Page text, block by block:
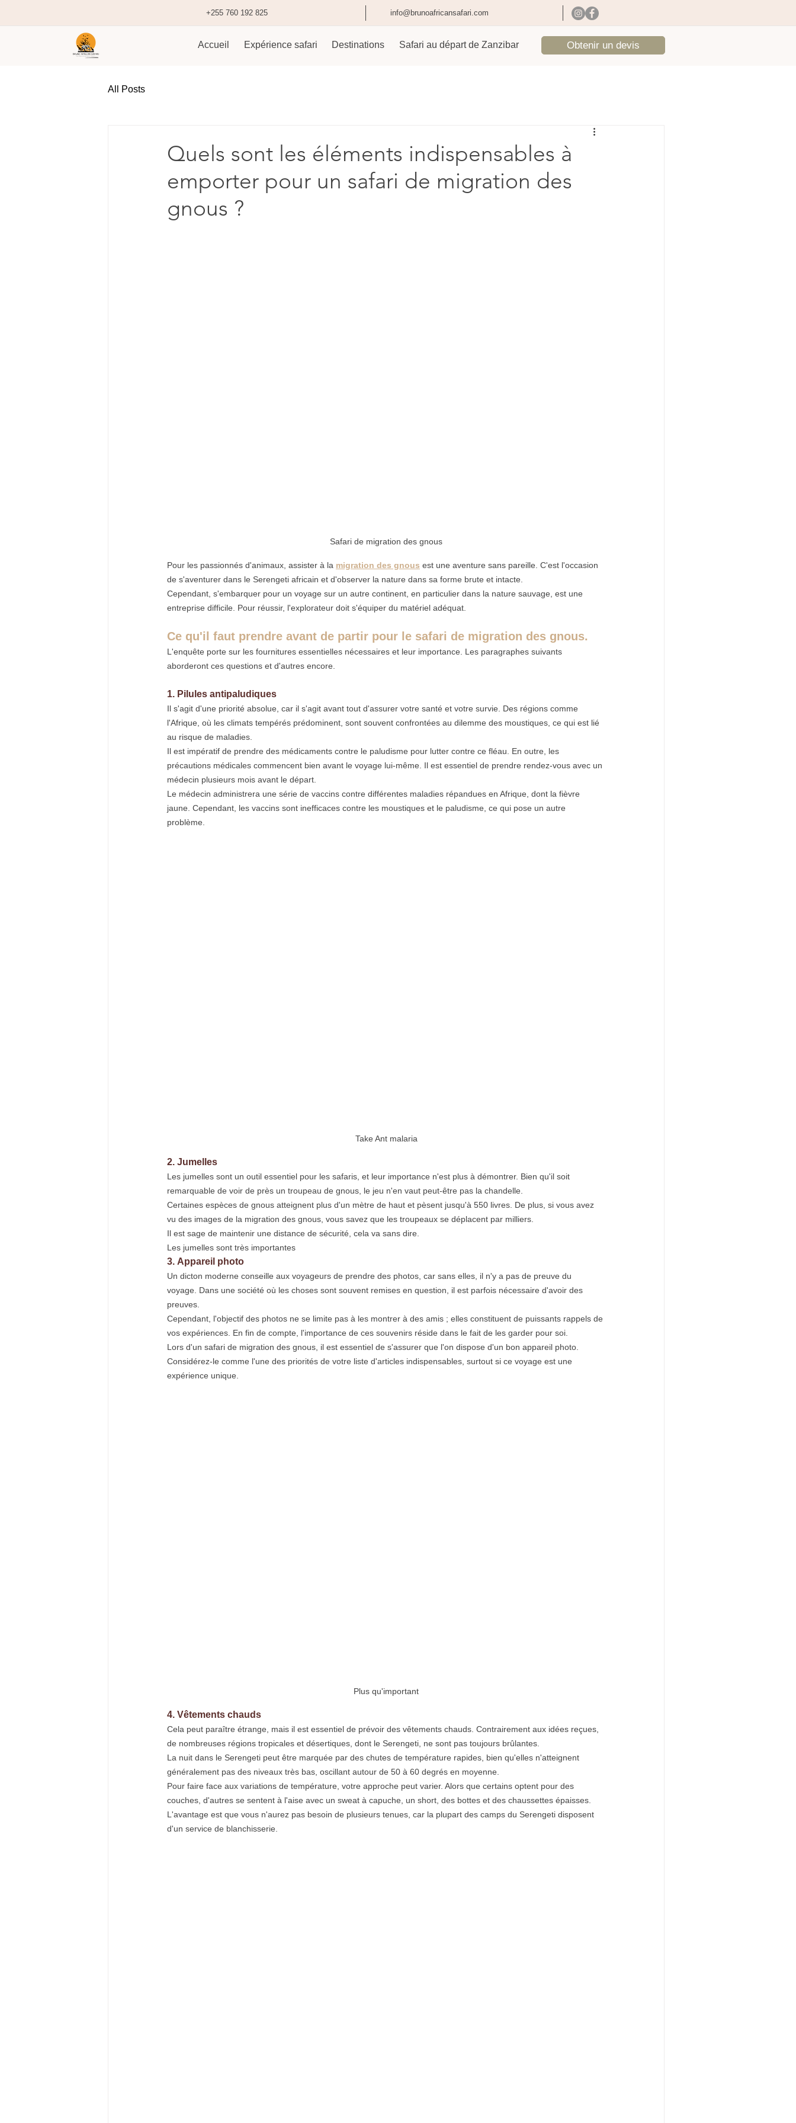
+255 760 192 825 info@brunoafricansafari.com
Accueil Expérience safari Destinations Safari au départ de Zanzibar Obtenir un devis
All Posts
Quels sont les éléments indispensables à
emporter pour un safari de migration des
gnous ?
Safari de migration des gnous
Pour les passionnés d'animaux, assister à la migration des gnous est une aventure sans pareille. C'est l'occasion
de s'aventurer dans le Serengeti africain et d'observer la nature dans sa forme brute et intacte.
Cependant, s'embarquer pour un voyage sur un autre continent, en particulier dans la nature sauvage, est une
entreprise difficile. Pour réussir, l'explorateur doit s'équiper du matériel adéquat.
Ce qu'il faut prendre avant de partir pour le safari de migration des gnous.
L'enquête porte sur les fournitures essentielles nécessaires et leur importance. Les paragraphes suivants
aborderont ces questions et d'autres encore.
1. Pilules antipaludiques
Il s'agit d'une priorité absolue, car il s'agit avant tout d'assurer votre santé et votre survie. Des régions comme
l'Afrique, où les climats tempérés prédominent, sont souvent confrontées au dilemme des moustiques, ce qui est lié
au risque de maladies.
Il est impératif de prendre des médicaments contre le paludisme pour lutter contre ce fléau. En outre, les
précautions médicales commencent bien avant le voyage lui-même. Il est essentiel de prendre rendez-vous avec un
médecin plusieurs mois avant le départ.
Le médecin administrera une série de vaccins contre différentes maladies répandues en Afrique, dont la fièvre
jaune. Cependant, les vaccins sont inefficaces contre les moustiques et le paludisme, ce qui pose un autre
problème.
Take Ant malaria
2. Jumelles
Les jumelles sont un outil essentiel pour les safaris, et leur importance n'est plus à démontrer. Bien qu'il soit
remarquable de voir de près un troupeau de gnous, le jeu n'en vaut peut-être pas la chandelle.
Certaines espèces de gnous atteignent plus d'un mètre de haut et pèsent jusqu'à 550 livres. De plus, si vous avez
vu des images de la migration des gnous, vous savez que les troupeaux se déplacent par milliers.
Il est sage de maintenir une distance de sécurité, cela va sans dire.
Les jumelles sont très importantes
3. Appareil photo
Un dicton moderne conseille aux voyageurs de prendre des photos, car sans elles, il n'y a pas de preuve du
voyage. Dans une société où les choses sont souvent remises en question, il est parfois nécessaire d'avoir des
preuves.
Cependant, l'objectif des photos ne se limite pas à les montrer à des amis ; elles constituent de puissants rappels de
vos expériences. En fin de compte, l'importance de ces souvenirs réside dans le fait de les garder pour soi.
Lors d'un safari de migration des gnous, il est essentiel de s'assurer que l'on dispose d'un bon appareil photo.
Considérez-le comme l'une des priorités de votre liste d'articles indispensables, surtout si ce voyage est une
expérience unique.
Plus qu'important
4. Vêtements chauds
Cela peut paraître étrange, mais il est essentiel de prévoir des vêtements chauds. Contrairement aux idées reçues,
de nombreuses régions tropicales et désertiques, dont le Serengeti, ne sont pas toujours brûlantes.
La nuit dans le Serengeti peut être marquée par des chutes de température rapides, bien qu'elles n'atteignent
généralement pas des niveaux très bas, oscillant autour de 50 à 60 degrés en moyenne.
Pour faire face aux variations de température, votre approche peut varier. Alors que certains optent pour des
couches, d'autres se sentent à l'aise avec un sweat à capuche, un short, des bottes et des chaussettes épaisses.
L'avantage est que vous n'aurez pas besoin de plusieurs tenues, car la plupart des camps du Serengeti disposent
d'un service de blanchisserie.